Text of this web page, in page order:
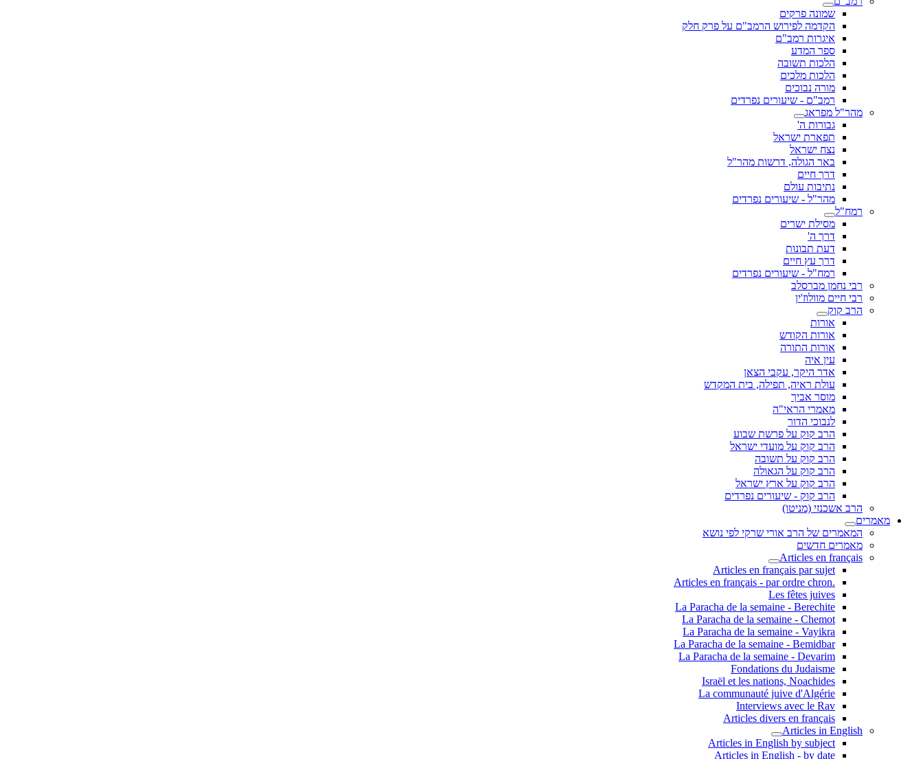
שמונה פרקים
הקדמה לפירוש הרמב"ם על פרק חלק
איגרות רמב"ם
ספר המדע
הלכות תשובה
הלכות מלכים
מורה נבוכים
רמב"ם - שיעורים נפרדים
מהר"ל מפראג
גבורות ה'
תפארת ישראל
נצח ישראל
באר הגולה, דרשות מהר"ל
דרך חיים
נתיבות עולם
מהר"ל - שיעורים נפרדים
רמח"ל
מסילת ישרים
דרך ה'
דעת תבונות
דרך עץ חיים
רמח"ל - שיעורים נפרדים
רבי נחמן מברסלב
רבי חיים מוולוז'ין
הרב קוק
אורות
אורות הקודש
אורות התורה
עין איה
אדר היקר, עקבי הצאן
עולת ראיה, תפילה, בית המקדש
מוסר אביך
מאמרי הראי"ה
לנבוכי הדור
הרב קוק על פרשת שבוע
הרב קוק על מועדי ישראל
הרב קוק על תשובה
הרב קוק על הגאולה
הרב קוק על ארץ ישראל
הרב קוק - שיעורים נפרדים
הרב אשכנזי (מניטו)
מאמרים
המאמרים של הרב אורי שרקי לפי נושא
מאמרים חדשים
Articles en français
Articles en français par sujet
.Articles en français - par ordre chron
Les fêtes juives
La Paracha de la semaine - Berechite
La Paracha de la semaine - Chemot
La Paracha de la semaine - Vayikra
La Paracha de la semaine - Bemidbar
La Paracha de la semaine - Devarim
Fondations du Judaisme
Israël et les nations, Noachides
La communauté juive d'Algérie
Interviews avec le Rav
Articles divers en français
Articles in English
Articles in English by subject
Articles in English - by date